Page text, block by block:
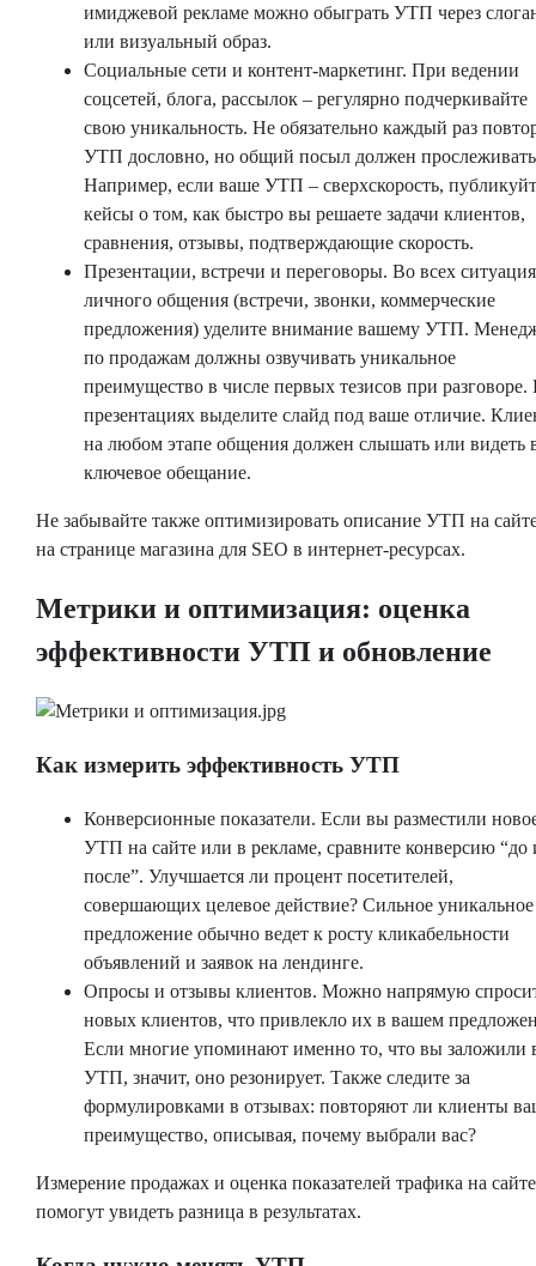
имиджевой рекламе можно обыграть УТП через
или визуальный образ.
Социальные сети и контент-маркетинг. При ведении
соцсетей, блога, рассылок – регулярно подчеркивайте
свою уникальность. Не обязательно каждый раз
УТП дословно, но общий посыл должен
Например, если ваше УТП – сверхскорость,
кейсы о том, как быстро вы решаете задачи клиентов,
сравнения, отзывы, подтверждающие скорость.
Презентации, встречи и переговоры. Во всех
личного общения (встречи, звонки, коммерческие
предложения) уделите внимание вашему УТП.
по продажам должны озвучивать уникальное
преимущество в числе первых тезисов при разговоре.
презентациях выделите слайд под ваше отличие.
на любом этапе общения должен слышать или видеть
ключевое обещание.
Не забывайте также оптимизировать описание УТП на
на странице магазина для SEO в интернет-ресурсах.
Метрики и оптимизация: оценка
эффективности УТП и обновление
Как измерить эффективность УТП
Конверсионные показатели. Если вы разместили
УТП на сайте или в рекламе, сравните конверсию “до
после”. Улучшается ли процент посетителей,
совершающих целевое действие? Сильное уникальное
предложение обычно ведет к росту кликабельности
объявлений и заявок на лендинге.
Опросы и отзывы клиентов. Можно напрямую
новых клиентов, что привлекло их в вашем
Если многие упоминают именно то, что вы заложили
УТП, значит, оно резонирует. Также следите за
формулировками в отзывах: повторяют ли клиенты
преимущество, описывая, почему выбрали вас?
Измерение продажах и оценка показателей трафика на сайте
помогут увидеть разница в результатах.